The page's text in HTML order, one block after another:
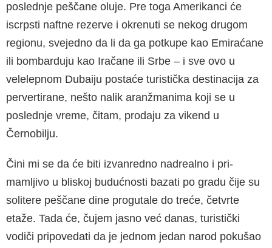
poslednje peščane oluje. Pre toga Amerikanci će
iscrpsti naftne rezerve i okrenuti se nekog drugom
regionu, svejedno da li da ga potkupe kao Emiraćane
ili bombarduju kao Ira­čane ili Srbe – i sve ovo u
velelepnom Dubaiju postaće turistička destinacija za
pervertirane, nešto nalik aranžmanima koji se u
poslednje vreme, čitam, prodaju za vikend u
Černobilju.
Čini mi se da će biti izvanredno nadrealno i pri­
mamljivo u bliskoj budućnosti bazati po gradu čije su
solitere peščane dine progutale do treće, četvrte
etaže. Tada će, čujem jasno već danas, turistički
vodiči pripovedati da je jednom jedan narod pokušao